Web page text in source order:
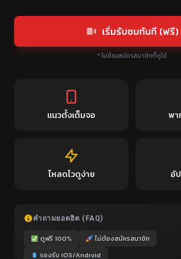
เริ่มรับชมทันที (ฟรี)
* ไม่ต้องสมัครสมาชิกก็ดูได้
แนวตั้งเต็มจอ พา
โหลดไวดูง่าย อั
คำถามยอดฮิต (FAQ)
ดูฟรี 100%
ไม่ต้องสมัครสมาชิก
รองรับ iOS/Android